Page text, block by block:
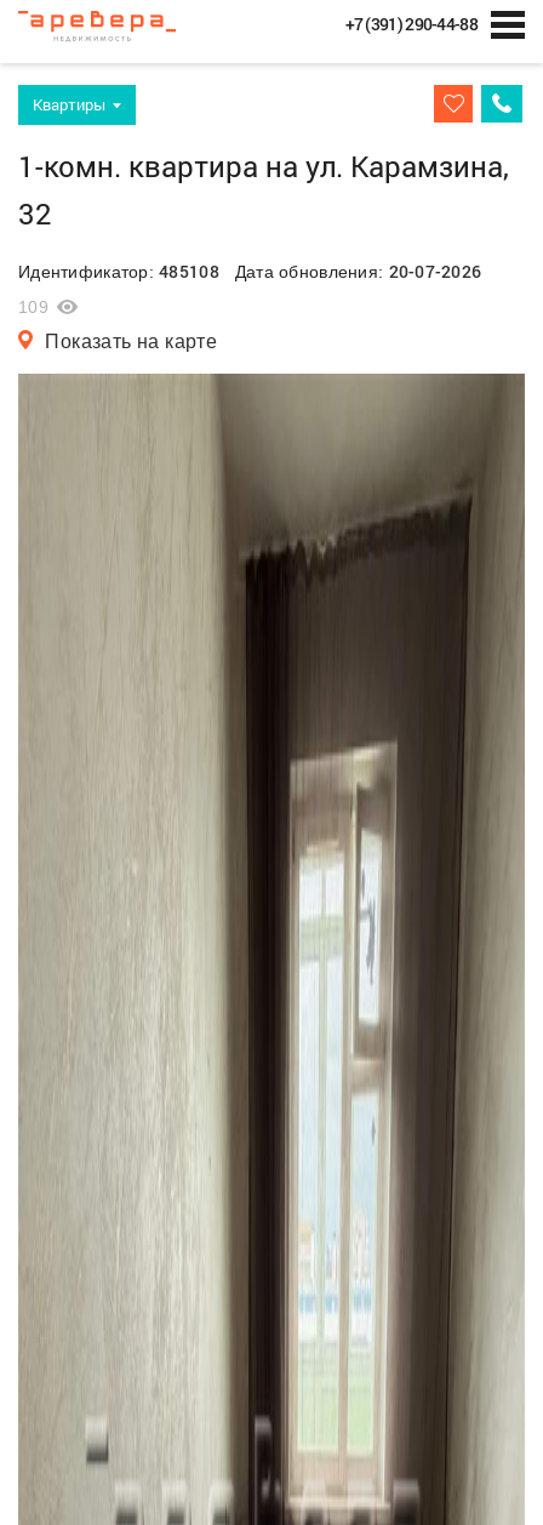
+7 (391) 290-44-88
Квартиры
1-комн. квартира на ул. Карамзина,
32
Идентификатор:485108Дата обновления: 20-07-2026
109
Показать на карте